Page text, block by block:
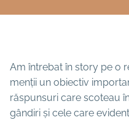
Am întrebat în story pe o
menții un obiectiv
răspunsuri care scoteau
gândiri și cele care